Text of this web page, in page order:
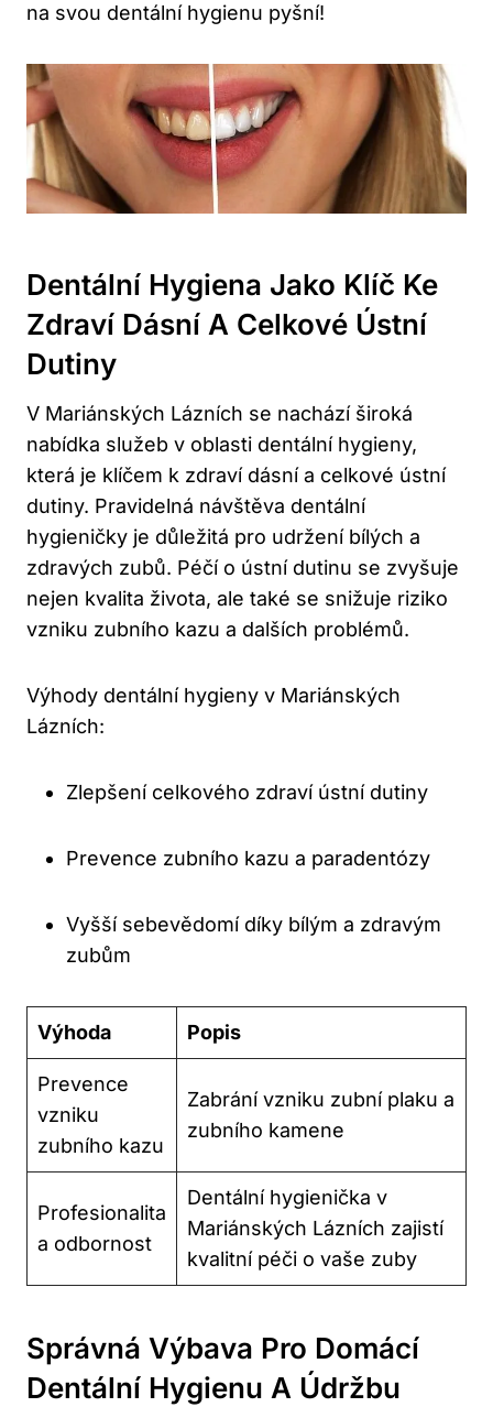
na svou dentální hygienu pyšní!
Dentální Hygiena Jako Klíč Ke
Zdraví Dásní A Celkové Ústní
Dutiny
V Mariánských Lázních se nachází široká
nabídka služeb v oblasti dentální hygieny,
která je klíčem k zdraví dásní a celkové ústní
dutiny. Pravidelná návštěva dentální
hygieničky je důležitá pro udržení bílých a
zdravých zubů. Péčí o ústní dutinu se zvyšuje
nejen kvalita života, ale také se snižuje riziko
vzniku zubního kazu a dalších problémů.
Výhody dentální hygieny v Mariánských
Lázních:
Zlepšení celkového zdraví ústní dutiny
Prevence zubního kazu a paradentózy
Vyšší sebevědomí díky bílým a zdravým
zubům
Výhoda Popis
Prevence
vzniku
zubního kazu
Zabrání vzniku zubní plaku a
zubního kamene
Profesionalita
a odbornost
Dentální hygienička v
Mariánských Lázních zajistí
kvalitní péči o vaše zuby
Správná Výbava Pro Domácí
Dentální Hygienu A Údržbu